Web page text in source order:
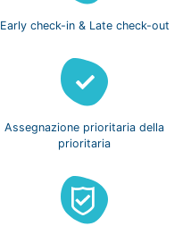
Early check-in & Late check-out
Assegnazione prioritaria della
prioritaria